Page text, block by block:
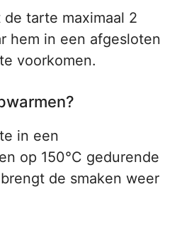
tarte maximaal 2
hem in een afgesloten
voorkomen.
in een
op 150°C gedurende
de smaken weer